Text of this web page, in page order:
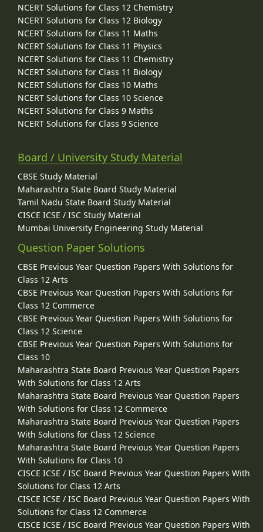
NCERT Solutions for Class 12 Chemistry
NCERT Solutions for Class 12 Biology
NCERT Solutions for Class 11 Maths
NCERT Solutions for Class 11 Physics
NCERT Solutions for Class 11 Chemistry
NCERT Solutions for Class 11 Biology
NCERT Solutions for Class 10 Maths
NCERT Solutions for Class 10 Science
NCERT Solutions for Class 9 Maths
NCERT Solutions for Class 9 Science
Board / University Study Material
CBSE Study Material
Maharashtra State Board Study Material
Tamil Nadu State Board Study Material
CISCE ICSE / ISC Study Material
Mumbai University Engineering Study Material
Question Paper Solutions
CBSE Previous Year Question Papers With Solutions for
Class 12 Arts
CBSE Previous Year Question Papers With Solutions for
Class 12 Commerce
CBSE Previous Year Question Papers With Solutions for
Class 12 Science
CBSE Previous Year Question Papers With Solutions for
Class 10
Maharashtra State Board Previous Year Question Papers
With Solutions for Class 12 Arts
Maharashtra State Board Previous Year Question Papers
With Solutions for Class 12 Commerce
Maharashtra State Board Previous Year Question Papers
With Solutions for Class 12 Science
Maharashtra State Board Previous Year Question Papers
With Solutions for Class 10
CISCE ICSE / ISC Board Previous Year Question Papers With
Solutions for Class 12 Arts
CISCE ICSE / ISC Board Previous Year Question Papers With
Solutions for Class 12 Commerce
CISCE ICSE / ISC Board Previous Year Question Papers With